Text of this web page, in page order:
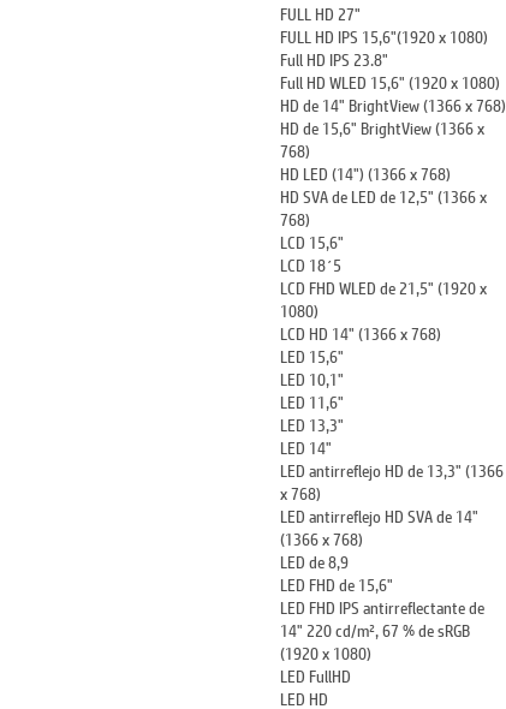
FULL HD 27"
FULL HD IPS 15,6"(1920 x 1080)
Full HD IPS 23.8"
Full HD WLED 15,6" (1920 x 1080)
HD de 14" BrightView (1366 x 768)
HD de 15,6" BrightView (1366 x
768)
HD LED (14") (1366 x 768)
HD SVA de LED de 12,5" (1366 x
768)
LCD 15,6"
LCD 18´5
LCD FHD WLED de 21,5" (1920 x
1080)
LCD HD 14" (1366 x 768)
LED 15,6"
LED 10,1"
LED 11,6"
LED 13,3"
LED 14"
LED antirreflejo HD de 13,3" (1366
x 768)
LED antirreflejo HD SVA de 14"
(1366 x 768)
LED de 8,9
LED FHD de 15,6"
LED FHD IPS antirreflectante de
14" 220 cd/m², 67 % de sRGB
(1920 x 1080)
LED FullHD
LED HD